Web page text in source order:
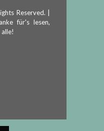
Reserved. |
für's lesen,